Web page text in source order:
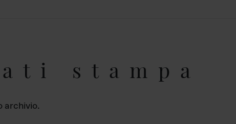
stampa
archivio.